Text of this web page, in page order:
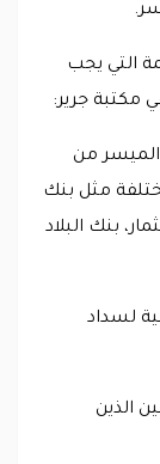
التي يجب
مكتبة جرير:
من
مثل بنك
بنك البلاد
لسداد
الذين